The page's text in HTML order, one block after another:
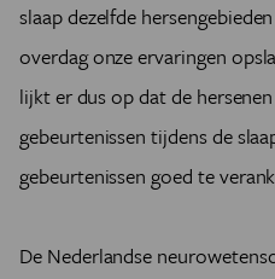
slaap dezelfde
overdag onze ervaringen
lijkt er dus op dat de hersenen
gebeurtenissen tijdens de
gebeurtenissen goed te
De Nederlandse